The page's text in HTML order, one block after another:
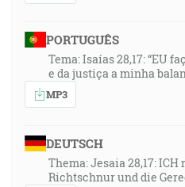
PORTUGUÊS
Tema: Isaías 28,17: “EU
e da justiça a minha
MP3
DEUTSCH
Thema: Jesaia 28,17:
Richtschnur und die